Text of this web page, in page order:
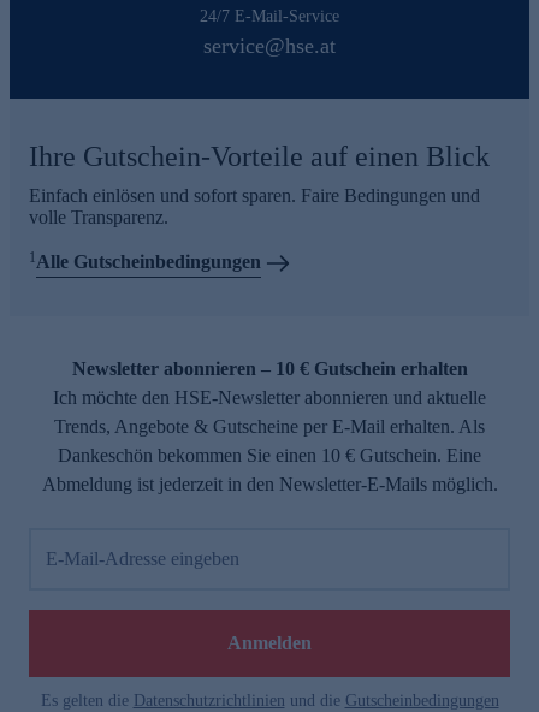
24/7 E-Mail-Service
service@hse.at
Ihre Gutschein-Vorteile auf einen Blick
Einfach einlösen und sofort sparen. Faire Bedingungen und
volle Transparenz.
1Alle Gutscheinbedingungen
Newsletter abonnieren – 10 € Gutschein erhalten
Ich möchte den HSE-Newsletter abonnieren und aktuelle
Trends, Angebote & Gutscheine per E-Mail erhalten. Als
Dankeschön bekommen Sie einen 10 € Gutschein. Eine
Abmeldung ist jederzeit in den Newsletter-E-Mails möglich.
E-Mail-Adresse eingeben
Anmelden
Es gelten die Datenschutzrichtlinien und die Gutscheinbedingungen